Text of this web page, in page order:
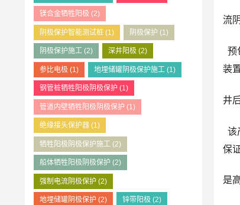
镁合金牺牲阳极 (2)
阴极保护智能测试桩 (1) 阴极保护 (1)
阴极保护施工 (2) 深井阳极 (2)
参比电极 (1) 地埋储罐阴极保护施工 (1)
钢管桩牺牲阳极阴极保护 (1)
管道内壁牺牲阳极阴极保护 (1)
绝缘接头保护器 (1)
牺牲阳极阴极保护施工 (2)
船体牺牲阳极阴极保护 (2)
强制电流阴极保护 (2)
地埋储罐阴极保护 (2) 锌带阳极 (2)
流
预
装
井
该
保
是